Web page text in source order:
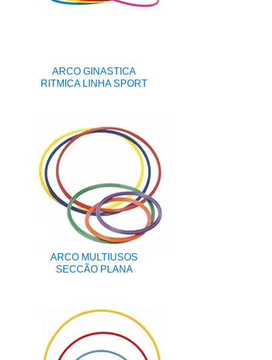
ARCO GINASTICA
RITMICA LINHA SPORT
ARCO MULTIUSOS
SECCÃO PLANA